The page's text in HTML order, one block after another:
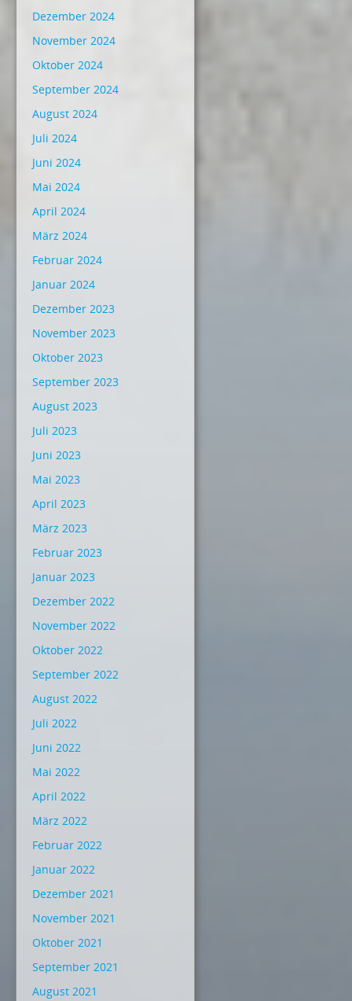
Dezember 2024
November 2024
Oktober 2024
September 2024
August 2024
Juli 2024
Juni 2024
Mai 2024
April 2024
März 2024
Februar 2024
Januar 2024
Dezember 2023
November 2023
Oktober 2023
September 2023
August 2023
Juli 2023
Juni 2023
Mai 2023
April 2023
März 2023
Februar 2023
Januar 2023
Dezember 2022
November 2022
Oktober 2022
September 2022
August 2022
Juli 2022
Juni 2022
Mai 2022
April 2022
März 2022
Februar 2022
Januar 2022
Dezember 2021
November 2021
Oktober 2021
September 2021
August 2021